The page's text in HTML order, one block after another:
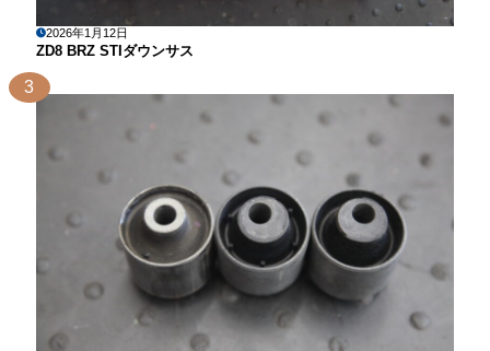
2026年1月12日
ZD8 BRZ STIダウンサス
3